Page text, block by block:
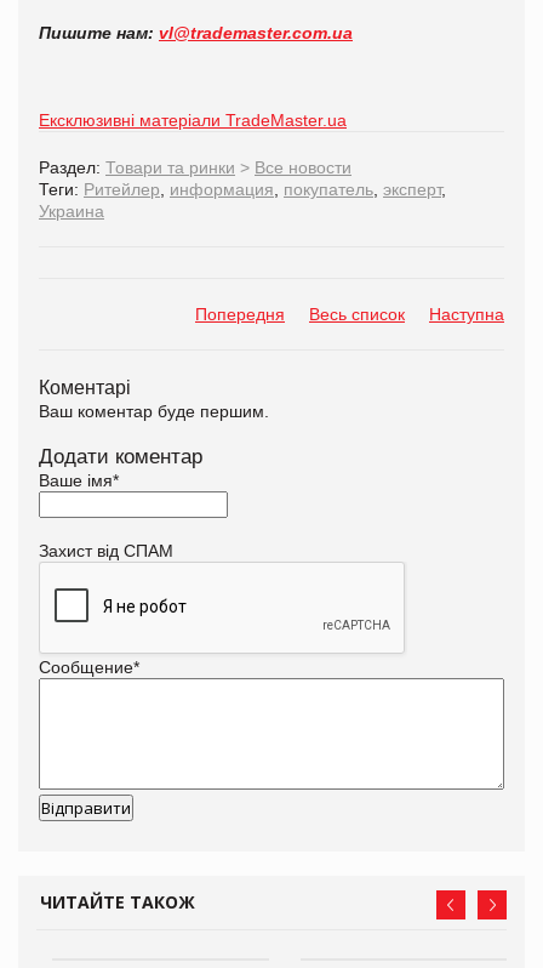
Пишите нам: vl@trademaster.com.ua
Ексклюзивні матеріали TradeMaster.ua
Раздел: Товари та ринки > Все новости
Теги: Ритейлер информация покупатель эксперт,
Украина
Попередня Весь список Наступна
Коментарі
Ваш коментар буде першим.
Додати коментар
Ваше імя*
Захист від СПАМ
Сообщение*
ЧИТАЙТЕ ТАКОЖ